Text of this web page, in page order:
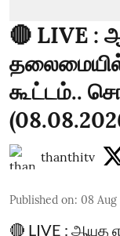
🔴 LIVE :
கூட்டம்..
thanthitv
Published on: 08 Aug
🔴 LIVE : ஆயுத